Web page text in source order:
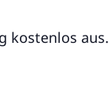
kostenlos aus.